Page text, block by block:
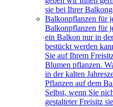
sie bei Ihrer
Balkonpflanzen für
Balkonpflanzen für
ein Balkon nur in
bestückt werden
Sie auf Ihrem
Blumen pflanzen.
in der kalten
Pflanzen auf dem
Selbst, wenn Sie
gestalteter Freisitz